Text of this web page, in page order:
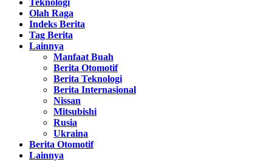
Teknologi
Olah Raga
Indeks Berita
Tag Berita
Lainnya
Manfaat Buah
Berita Otomotif
Berita Teknologi
Berita Internasional
Nissan
Mitsubishi
Rusia
Ukraina
Berita Otomotif
Lainnya